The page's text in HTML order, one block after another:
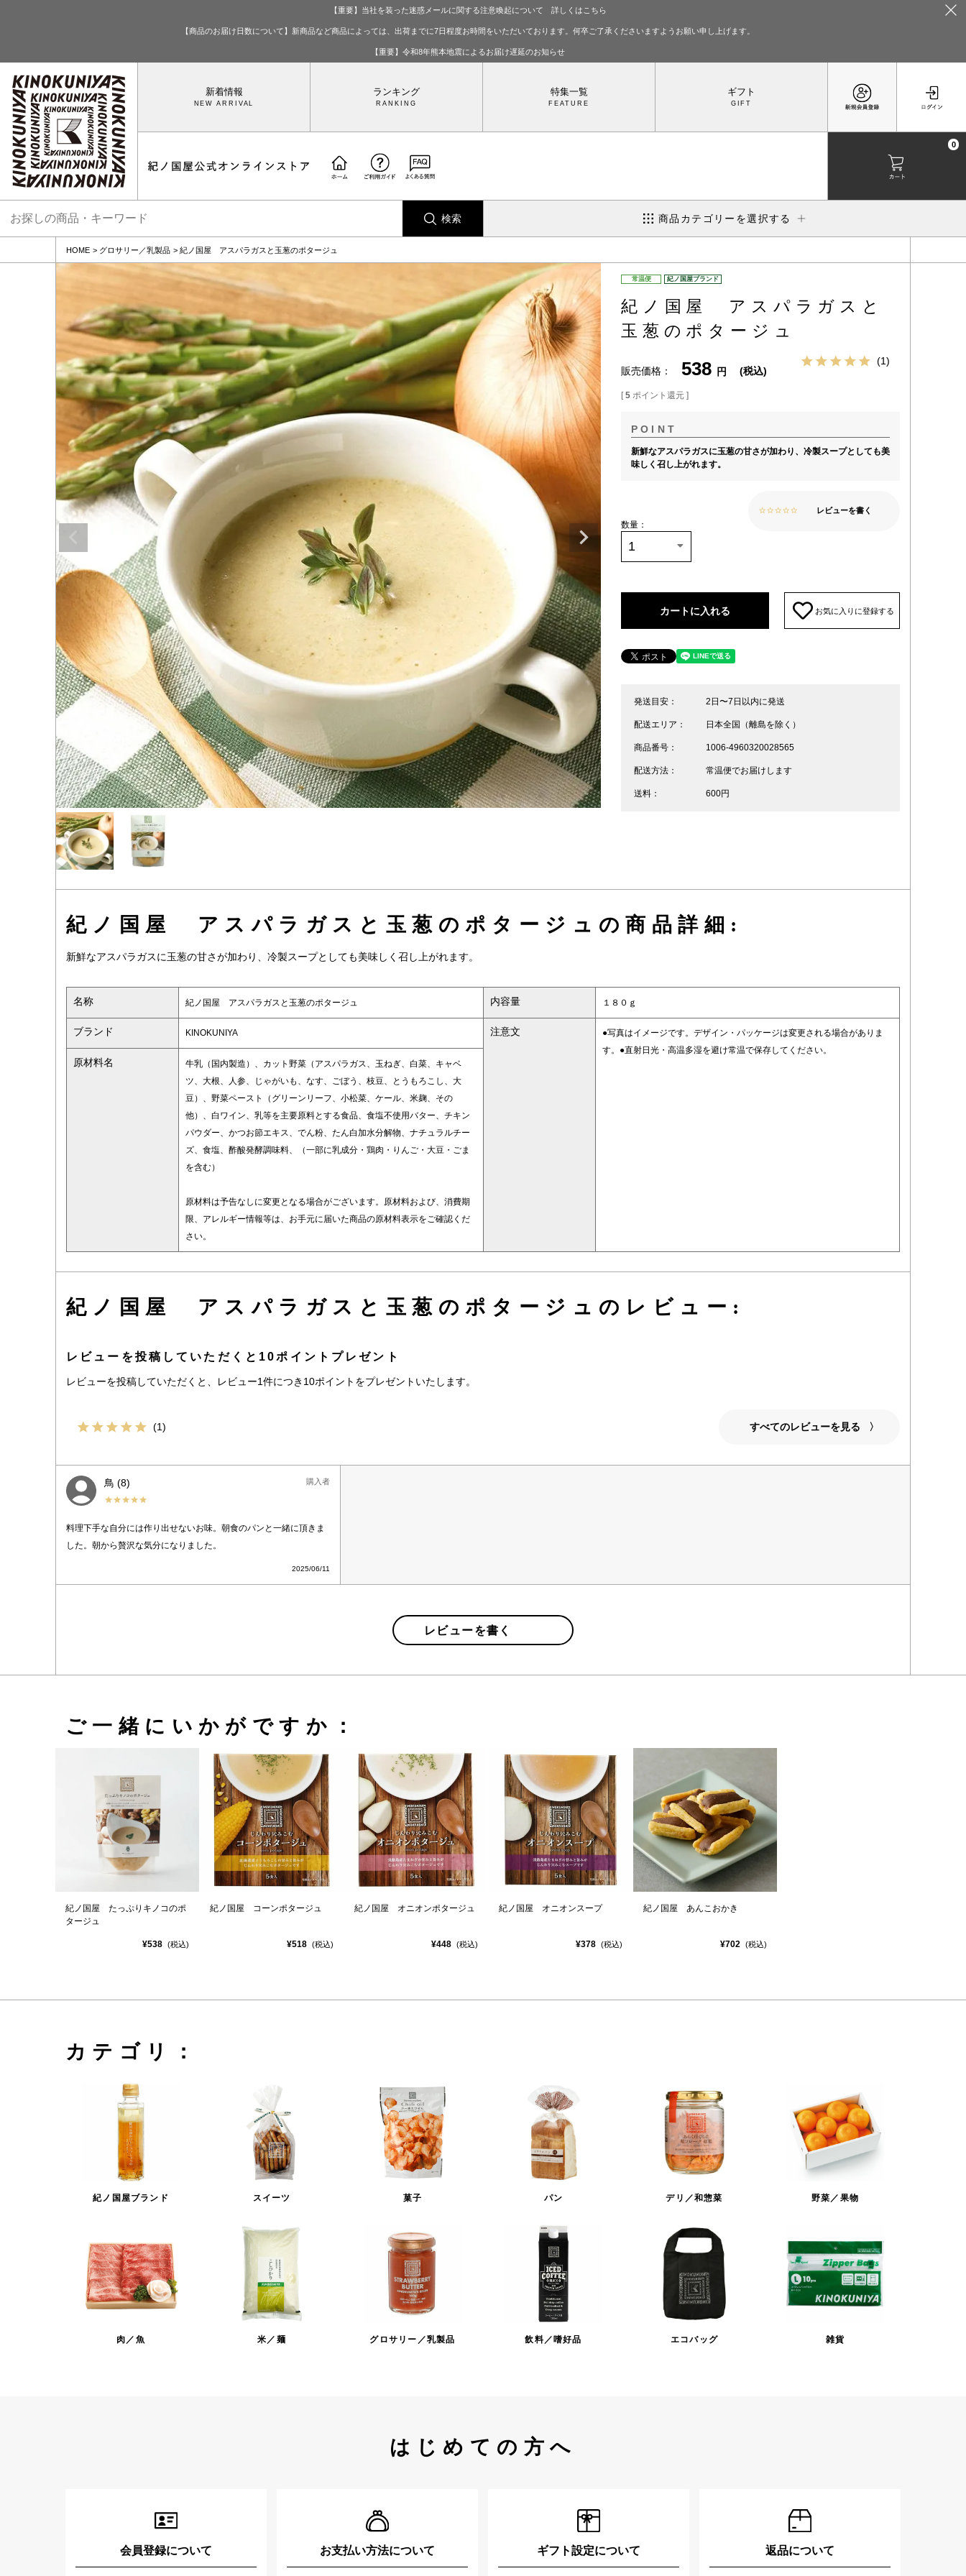
【重要】当社を装った迷惑メールに関する注意喚起について 詳しくはこちら
【商品のお届け日数について】新商品など商品によっては、出荷までに7日程度お時間をいただいております。何卒ご了承くださいますようお願い申し上げます。
【重要】令和8年熊本地震によるお届け遅延のお知らせ
0
新着情報 ランキング 特集一覧 ギフト
検索 商品カテゴリーを選択する
HOME グロサリー／乳製品 紀ノ国屋 アスパラガスと玉葱のポタージュ
常温便 紀ノ国屋ブランド
紀ノ国屋 アスパラガスと
玉葱のポタージュ
販売価格 538 税込
1
[5 ポイント還元 ]
新鮮なアスパラガスに玉葱の甘さが加わり、冷製スープとしても美
味しく召し上がれます。
レビューを書く
お気に入りに登録する
カートに入れる
発送目安： 2日〜7日以内に発送
配送エリア： 日本全国（離島を除く）
商品番号： 1006-4960320028565
配送方法： 常温便でお届けします
送料： 600円
紀ノ国屋 アスパラガスと玉葱のポタージュの商品詳細:
新鮮なアスパラガスに玉葱の甘さが加わり、冷製スープとしても美味しく召し上がれます。
名称 紀ノ国屋 アスパラガスと玉葱のポタージュ
ブランド KINOKUNIYA
原材料名
牛乳（国内製造）、カット野菜（アスパラガス、玉ねぎ、白菜、キャベ
ツ、大根、人参、じゃがいも、なす、ごぼう、枝豆、とうもろこし、大
豆）、野菜ペースト（グリーンリーフ、小松菜、ケール、米麹、その
他）、白ワイン、乳等を主要原料とする食品、食塩不使用バター、チキン
パウダー、かつお節エキス、でん粉、たん白加水分解物、ナチュラルチー
ズ、食塩、酢酸発酵調味料、（一部に乳成分・鶏肉・りんご・大豆・ごま
を含む）
原材料は予告なしに変更となる場合がございます。原材料および、消費期
限、アレルギー情報等は、お手元に届いた商品の原材料表示をご確認くだ
さい。
内容量 １８０ｇ
注意文
●写真はイメージです。デザイン・パッケージは変更される場合がありま
す。●直射日光・高温多湿を避け常温で保存してください。
紀ノ国屋 アスパラガスと玉葱のポタージュのレビュー:
レビューを投稿していただくと10ポイントプレゼント
レビューを投稿していただくと、レビュー1件につき10ポイントをプレゼントいたします。
1
鳥 8 購入者
2025/06/11
料理下手な自分には作り出せないお味。朝食のパンと一緒に頂きま
した。朝から贅沢な気分になりました。
すべてのレビューを見る
レビューを書く
ご一緒にいかがですか：
紀ノ国屋 たっぷりキノコのポ
タージュ
¥538 (税込)
紀ノ国屋 コーンポタージュ
¥518 (税込)
紀ノ国屋 オニオンポタージュ
¥448 (税込)
紀ノ国屋 オニオンスープ
¥378 (税込)
紀ノ国屋 あんこおかき
¥702 (税込)
カテゴリ：
紀ノ国屋ブランド スイーツ 菓子 パン デリ／和惣菜 野菜／果物
肉／魚 米／麺 グロサリー／乳製品 飲料／嗜好品 エコバッグ 雑貨
はじめての方へ
会員登録について お支払い方法について ギフト設定について 返品について